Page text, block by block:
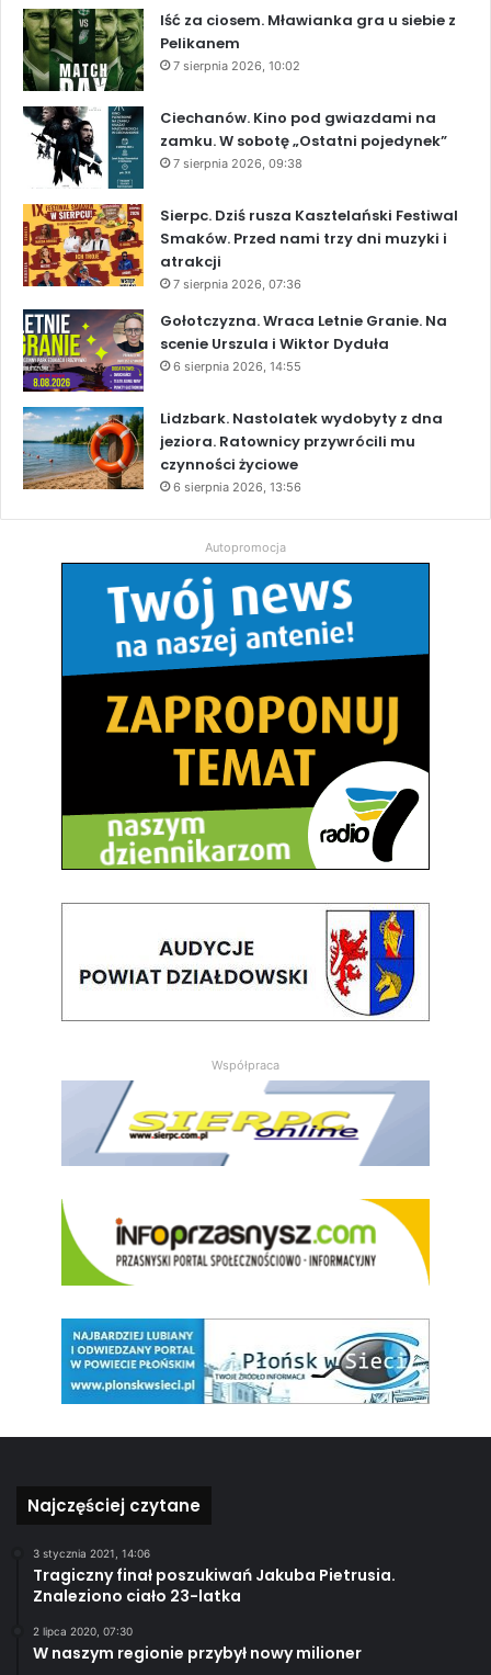
Iść za ciosem. Mławianka gra u siebie z
Pelikanem
7 sierpnia 2026, 10:02
Ciechanów. Kino pod gwiazdami na
zamku. W sobotę „Ostatni pojedynek”
7 sierpnia 2026, 09:38
Sierpc. Dziś rusza Kasztelański Festiwal
Smaków. Przed nami trzy dni muzyki i
atrakcji
7 sierpnia 2026, 07:36
Gołotczyzna. Wraca Letnie Granie. Na
scenie Urszula i Wiktor Dyduła
6 sierpnia 2026, 14:55
Lidzbark. Nastolatek wydobyty z dna
jeziora. Ratownicy przywrócili mu
czynności życiowe
6 sierpnia 2026, 13:56
Autopromocja
Współpraca
Najczęściej czytane
3 stycznia 2021, 14:06
Tragiczny finał poszukiwań Jakuba Pietrusia.
Znaleziono ciało 23-latka
2 lipca 2020, 07:30
W naszym regionie przybył nowy milioner